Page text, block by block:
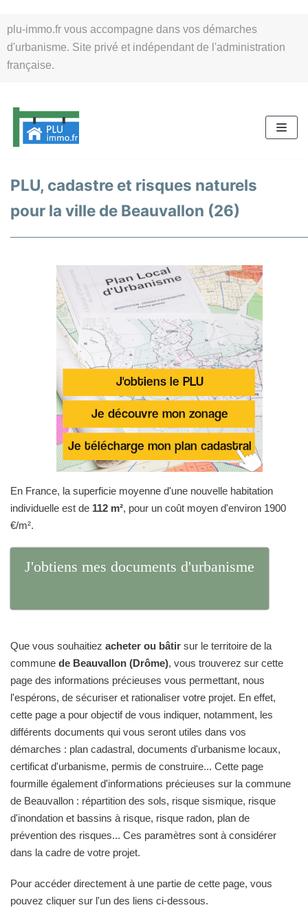
plu-immo.fr vous accompagne dans vos démarches
d'urbanisme. Site privé et indépendant de l'administration
française.
au
contenu
PLU, cadastre et risques naturels
pour la ville de Beauvallon (26)
En France, la superficie moyenne d'une nouvelle habitation
individuelle est de 112 m², pour un coût moyen d'environ 1900
€/m².
J'obtiens mes documents d'urbanisme
Que vous souhaitiez acheter ou bâtir sur le territoire de la
commune de Beauvallon (Drôme), vous trouverez sur cette
page des informations précieuses vous permettant, nous
l'espérons, de sécuriser et rationaliser votre projet. En effet,
cette page a pour objectif de vous indiquer, notamment, les
différents documents qui vous seront utiles dans vos
démarches : plan cadastral, documents d'urbanisme locaux,
certificat d'urbanisme, permis de construire... Cette page
fourmille également d'informations précieuses sur la commune
de Beauvallon : répartition des sols, risque sismique, risque
d'inondation et bassins à risque, risque radon, plan de
prévention des risques... Ces paramètres sont à considérer
dans la cadre de votre projet.
Pour accéder directement à une partie de cette page, vous
pouvez cliquer sur l'un des liens ci-dessous.